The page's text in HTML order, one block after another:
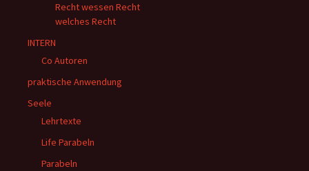
Recht wessen Recht
welches Recht
INTERN
Co Autoren
praktische Anwendung
Seele
Lehrtexte
Life Parabeln
Parabeln